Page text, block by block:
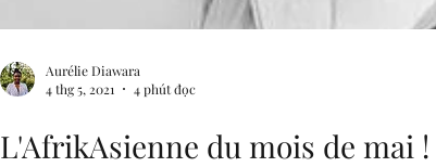
L'AfrikAsienne du mois de mai !
Aurélie Diawara
4 thg 5, 2021
4 phút đọc